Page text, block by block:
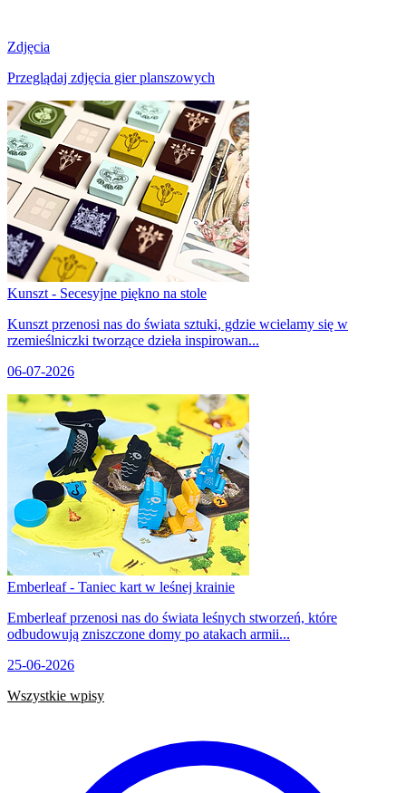
Zdjęcia
Przeglądaj zdjęcia gier planszowych
Kunszt - Secesyjne piękno na stole
Kunszt przenosi nas do świata sztuki, gdzie wcielamy się w
rzemieślniczki tworzące dzieła inspirowan...
06-07-2026
Emberleaf - Taniec kart w leśnej krainie
Emberleaf przenosi nas do świata leśnych stworzeń, które
odbudowują zniszczone domy po atakach armii...
25-06-2026
Wszystkie wpisy